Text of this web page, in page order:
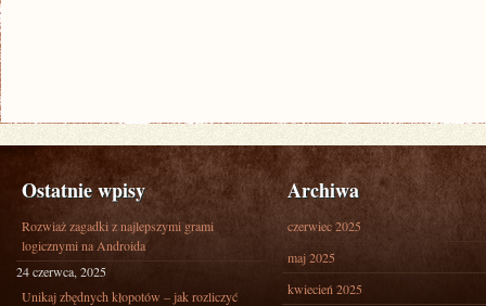
Ostatnie wpisy
Rozwiaż zagadki z najlepszymi grami
logicznymi na Androida
24 czerwca, 2025
Unikaj zbędnych kłopotów – jak rozliczyć
Archiwa
czerwiec 2025
maj 2025
kwiecień 2025